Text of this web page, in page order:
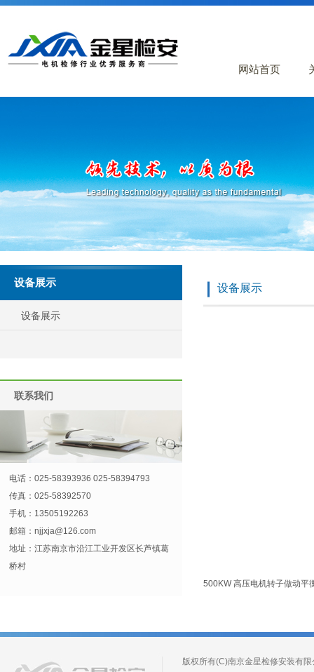
网站首页
设备展示
设备展示
联系我们
电话：025-58393936 025-58394793
传真：025-58392570
手机：13505192263
邮箱： njjxja@126.com
地址：江苏南京市沿江工业开发区长芦镇葛
桥村
设备展示
500KW 高压电机转子做动平
版权所有(C)南京金星检修安装有